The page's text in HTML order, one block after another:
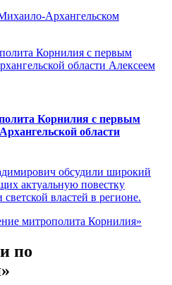
Архангельском
Корнилия с первым
области
обсудили широкий
актуальную повестку
властей в регионе.
митрополита Корнилия»
по